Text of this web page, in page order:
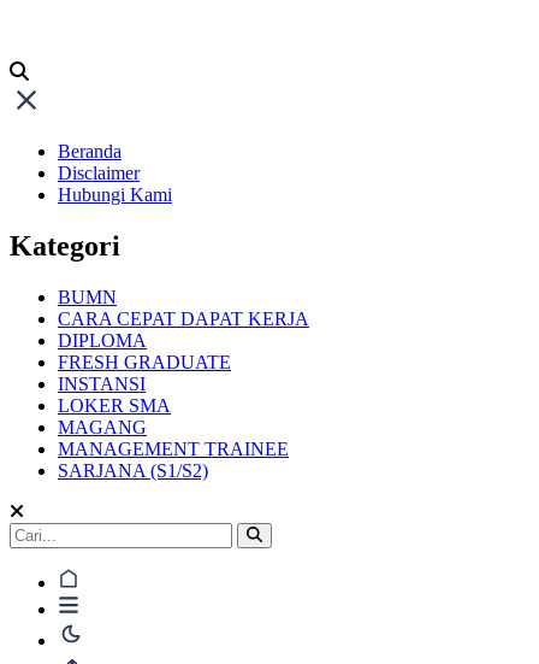
Beranda
Disclaimer
Hubungi Kami
Kategori
BUMN
CARA CEPAT DAPAT KERJA
DIPLOMA
FRESH GRADUATE
INSTANSI
LOKER SMA
MAGANG
MANAGEMENT TRAINEE
SARJANA (S1/S2)